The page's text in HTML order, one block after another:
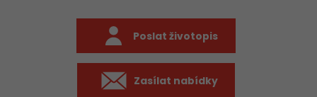
Poslat životopis
Zasílat nabídky